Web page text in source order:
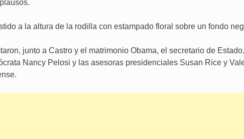
a la altura de la rodilla con estampado floral sobre un fondo
junto a Castro y el matrimonio Obama, el secretario de Estado,
Nancy Pelosi y las asesoras presidenciales Susan Rice y